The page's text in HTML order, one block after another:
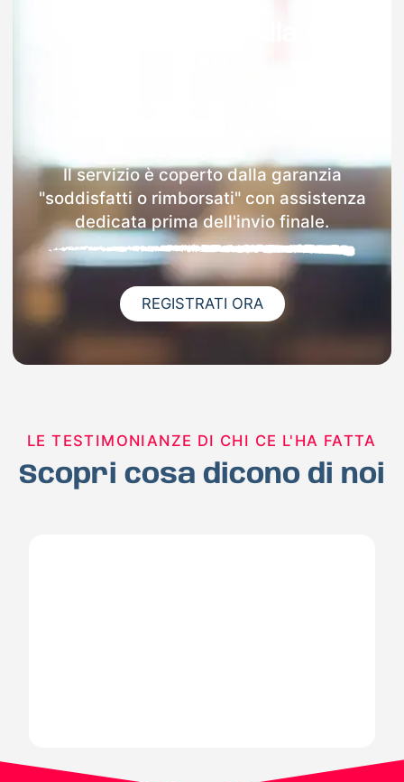
Il servizio è coperto dalla garanzia
"soddisfatti o rimborsati" con assistenza
dedicata prima dell'invio finale.
REGISTRATI ORA
LE TESTIMONIANZE DI CHI CE L'HA FATTA
Scopri cosa dicono di noi